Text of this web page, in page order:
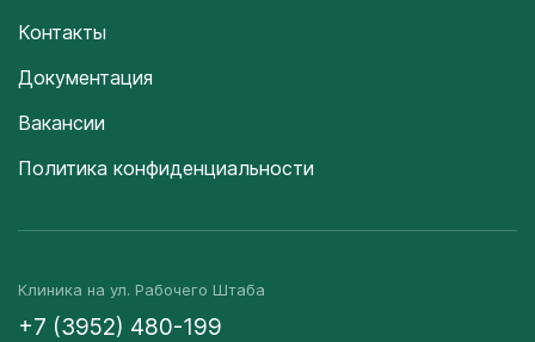
Контакты
Документация
Вакансии
Политика конфиденциальности
Клиника на ул. Рабочего Штаба
+7 (3952) 480-199